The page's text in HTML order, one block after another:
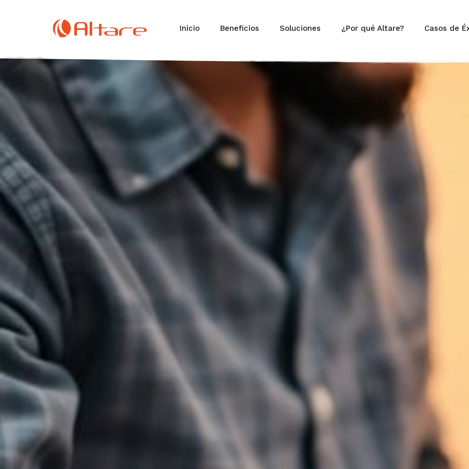
Inicio Beneficios Soluciones ¿Por qué Altare? Casos de